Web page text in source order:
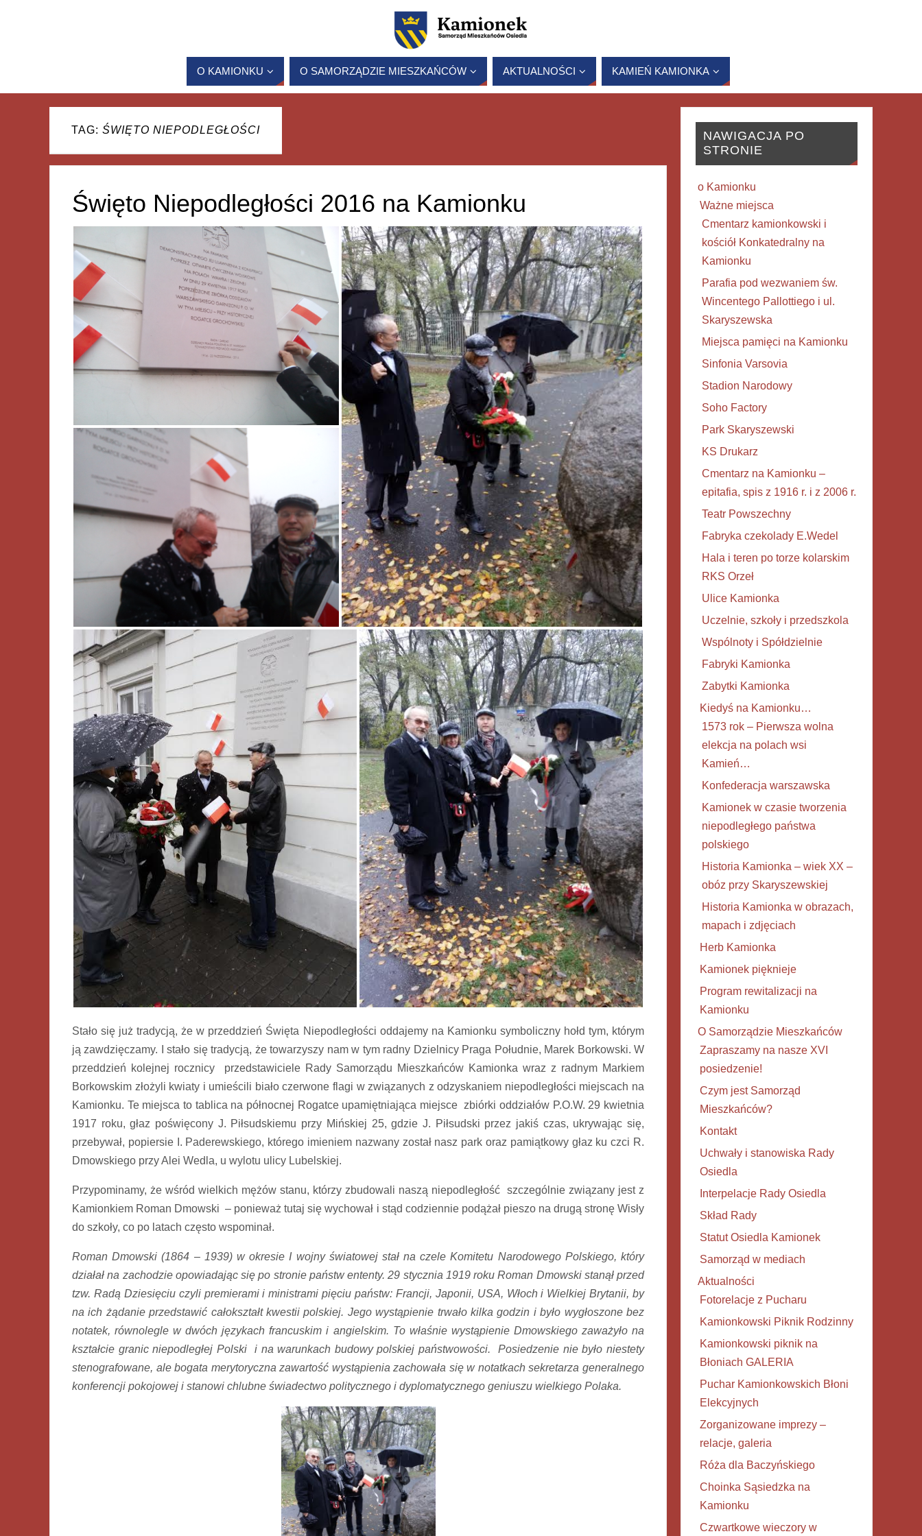
O KAMIONKU O SAMORZĄDZIE MIESZKAŃCÓW AKTUALNOŚCI KAMIEŃ KAMIONKA
TAG: ŚWIĘTO NIEPODLEGŁOŚCI
Święto Niepodległości 2016 na Kamionku
Stało się już tradycją, że w przeddzień Święta Niepodległości oddajemy na Kamionku symboliczny hołd tym, którym
ją zawdzięczamy. I stało się tradycją, że towarzyszy nam w tym radny Dzielnicy Praga Południe, Marek Borkowski. W
przeddzień kolejnej rocznicy przedstawiciele Rady Samorządu Mieszkańców Kamionka wraz z radnym Markiem
Borkowskim złożyli kwiaty i umieścili biało czerwone flagi w związanych z odzyskaniem niepodległości miejscach na
Kamionku. Te miejsca to tablica na północnej Rogatce upamiętniająca miejsce zbiórki oddziałów P.O.W. 29 kwietnia
1917 roku, głaz poświęcony J. Piłsudskiemu przy Mińskiej 25, gdzie J. Piłsudski przez jakiś czas, ukrywając się,
przebywał, popiersie I. Paderewskiego, którego imieniem nazwany został nasz park oraz pamiątkowy głaz ku czci R.
Dmowskiego przy Alei Wedla, u wylotu ulicy Lubelskiej.
Przypominamy, że wśród wielkich mężów stanu, którzy zbudowali naszą niepodległość szczególnie związany jest z
Kamionkiem Roman Dmowski – ponieważ tutaj się wychował i stąd codziennie podążał pieszo na drugą stronę Wisły
do szkoły, co po latach często wspominał.
Roman Dmowski (1864 – 1939) w okresie I wojny światowej stał na czele Komitetu Narodowego Polskiego, który
działał na zachodzie opowiadając się po stronie państw ententy. 29 stycznia 1919 roku Roman Dmowski stanął przed
tzw. Radą Dziesięciu czyli premierami i ministrami pięciu państw: Francji, Japonii, USA, Włoch i Wielkiej Brytanii, by
na ich żądanie przedstawić całokształt kwestii polskiej. Jego wystąpienie trwało kilka godzin i było wygłoszone bez
notatek, równolegle w dwóch językach francuskim i angielskim. To właśnie wystąpienie Dmowskiego zaważyło na
kształcie granic niepodległej Polski i na warunkach budowy polskiej państwowości. Posiedzenie nie było niestety
stenografowane, ale bogata merytoryczna zawartość wystąpienia zachowała się w notatkach sekretarza generalnego
konferencji pokojowej i stanowi chlubne świadectwo politycznego i dyplomatycznego geniuszu wielkiego Polaka.
NAWIGACJA PO
STRONIE
o Kamionku
Ważne miejsca
Cmentarz kamionkowski i
kościół Konkatedralny na
Kamionku
Parafia pod wezwaniem św.
Wincentego Pallottiego i ul.
Skaryszewska
Miejsca pamięci na Kamionku
Sinfonia Varsovia
Stadion Narodowy
Soho Factory
Park Skaryszewski
KS Drukarz
Cmentarz na Kamionku –
epitafia, spis z 1916 r. i z 2006 r.
Teatr Powszechny
Fabryka czekolady E.Wedel
Hala i teren po torze kolarskim
RKS Orzeł
Ulice Kamionka
Uczelnie, szkoły i przedszkola
Wspólnoty i Spółdzielnie
Fabryki Kamionka
Zabytki Kamionka
Kiedyś na Kamionku…
1573 rok – Pierwsza wolna
elekcja na polach wsi
Kamień…
Konfederacja warszawska
Kamionek w czasie tworzenia
niepodległego państwa
polskiego
Historia Kamionka – wiek XX –
obóz przy Skaryszewskiej
Historia Kamionka w obrazach,
mapach i zdjęciach
Herb Kamionka
Kamionek pięknieje
Program rewitalizacji na
Kamionku
O Samorządzie Mieszkańców
Zapraszamy na nasze XVI
posiedzenie!
Czym jest Samorząd
Mieszkańców?
Kontakt
Uchwały i stanowiska Rady
Osiedla
Interpelacje Rady Osiedla
Skład Rady
Statut Osiedla Kamionek
Samorząd w mediach
Aktualności
Fotorelacje z Pucharu
Kamionkowski Piknik Rodzinny
Kamionkowski piknik na
Błoniach GALERIA
Puchar Kamionkowskich Błoni
Elekcyjnych
Zorganizowane imprezy –
relacje, galeria
Róża dla Baczyńskiego
Choinka Sąsiedzka na
Kamionku
Czwartkowe wieczory w